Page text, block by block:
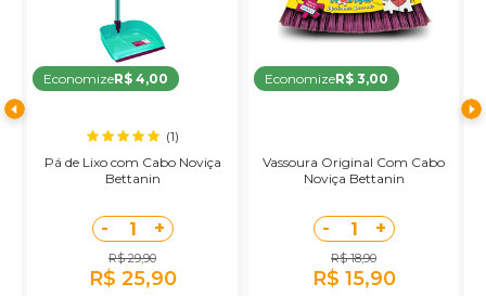
EconomizeR$ 4,00
(1)
Pá de Lixo com Cabo Noviça
Bettanin
- 1 +
R$ 29,90
R$ 25,90
EconomizeR$ 3,00
Vassoura Original Com Cabo
Noviça Bettanin
- 1 +
R$ 18,90
R$ 15,90